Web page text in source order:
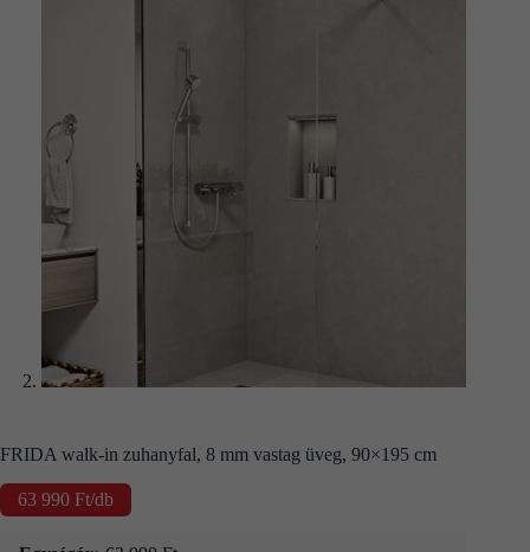
FRIDA walk-in zuhanyfal, 8 mm vastag üveg, 90×195 cm
63 990 Ft/db